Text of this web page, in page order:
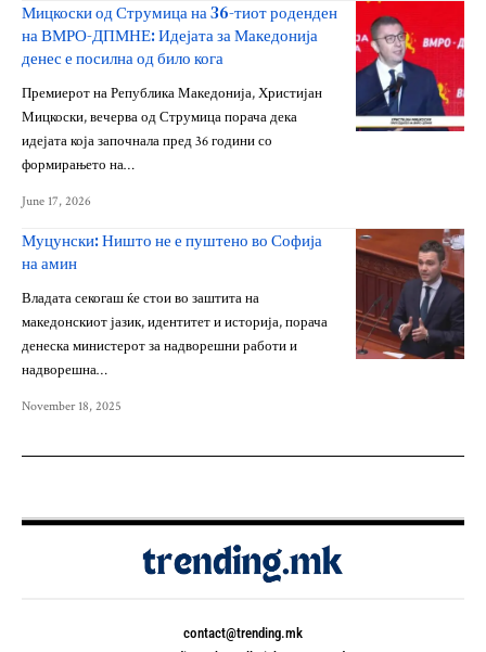
Мицкоски од Струмица на 36-тиот роденден
на ВМРО-ДПМНЕ: Идејата за Македонија
денес е посилна од било кога
Премиерот на Република Македонија, Христијан
Мицкоски, вечерва од Струмица порача дека
идејата која започнала пред 36 години со
формирањето на…
June 17, 2026
Муцунски: Ништо не е пуштено во Софија
на амин
Владата секогаш ќе стои во заштита на
македонскиот јазик, идентитет и историја, порача
денеска министерот за надворешни работи и
надворешна…
November 18, 2025
contact@trending.mk